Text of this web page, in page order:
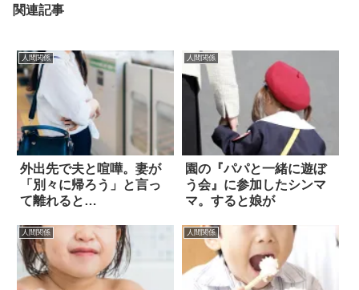
関連記事
人間関係
外出先で夫と喧嘩。妻が
「別々に帰ろう」と言っ
て離れると…
人間関係
園の『パパと一緒に遊ぼ
う会』に参加したシンマ
マ。すると娘が
人間関係 人間関係